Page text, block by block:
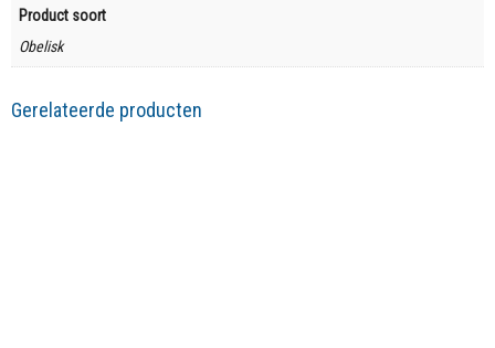
Product soort
Obelisk
Gerelateerde producten